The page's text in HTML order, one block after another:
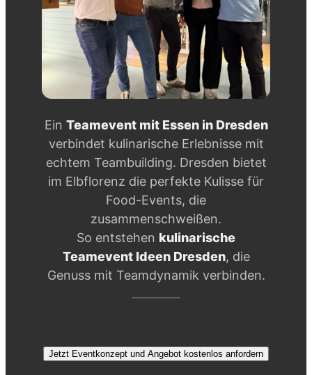
Ein Teamevent mit Essen in Dresden
verbindet kulinarische Erlebnisse mit
echtem Teambuilding. Dresden bietet
im Elbflorenz die perfekte Kulisse für
Food-Events, die
zusammenschweißen.
So entstehen kulinarische
Teamevent Ideen Dresden, die
Genuss mit Teamdynamik verbinden.
Jetzt Eventkonzept und Angebot kostenlos anfordern